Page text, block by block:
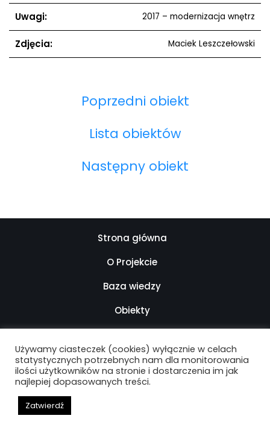
Uwagi: 2017 – modernizacja wnętrz
Zdjęcia: Maciek Leszczełowski
Poprzedni obiekt
Lista obiektów
Następny obiekt
Strona główna
O Projekcie
Baza wiedzy
Obiekty
Mapa strony
Deklaracja dostępności
ARCHIwum Warszawy Lat 90. - 2021
Używamy ciasteczek (cookies) wyłącznie w celach
statystycznych potrzebnych nam dla monitorowania
ilości użytkowników na stronie i dostarczenia im jak
najlepiej dopasowanych treści.
Zatwierdź